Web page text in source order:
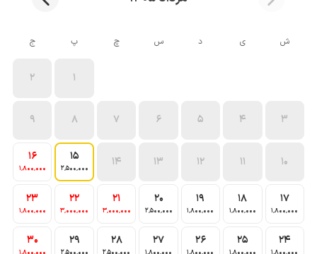
ش ی د س چ پ ج
1
2
3
4
5
6
7
8
9
10
11
12
13
14
15
2٬500٬000
16
1٬800٬000
17
1٬800٬000
18
1٬800٬000
19
1٬800٬000
20
2٬500٬000
21
3٬000٬000
22
3٬000٬000
23
1٬800٬000
24
25
26
27
28
29
30